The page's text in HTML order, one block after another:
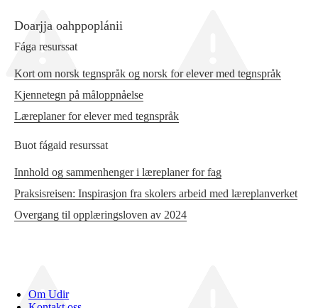
Doarjja oahppoplánii
Fága resurssat
Kort om norsk tegnspråk og norsk for elever med tegnspråk
Kjennetegn på måloppnåelse
Læreplaner for elever med tegnspråk
Buot fágaid resurssat
Innhold og sammenhenger i læreplaner for fag
Praksisreisen: Inspirasjon fra skolers arbeid med læreplanverket
Overgang til opplæringsloven av 2024
Om Udir